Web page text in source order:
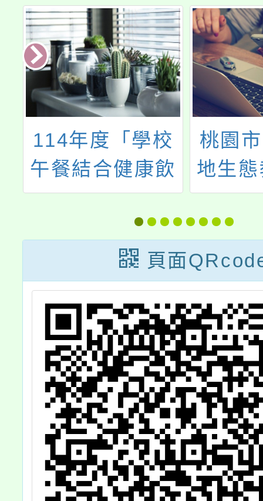
114年度「學校
午餐結合健康飲
食（食農）教
育」示例觀摩暨
分區輔導活動
桃園
地生
增能
頁面